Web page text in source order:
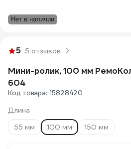
Нет в наличии
5 5 отзывов
Мини-ролик, 100 мм
604
Код товара: 15828420
Длина
55 мм
100 мм 150 мм